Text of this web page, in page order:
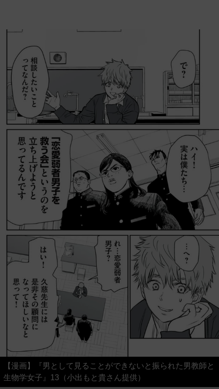
【漫画】『男として見ることができないと振られた男教師と
生物学女子』13（小出もと貴さん提供）